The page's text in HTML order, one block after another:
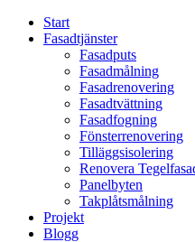
Start
Fasadtjänster
Fasadputs
Fasadmålning
Fasadrenovering
Fasadtvättning
Fasadfogning
Fönsterrenovering
Tilläggsisolering
Renovera
Panelbyten
Takplåtsmålning
Projekt
Blogg